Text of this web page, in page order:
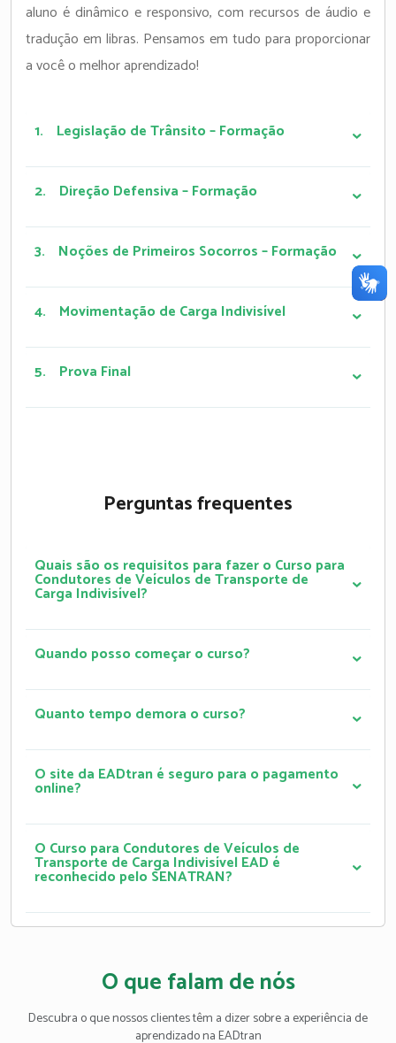
aluno é dinâmico e responsivo, com recursos de áudio e
tradução em libras. Pensamos em tudo para proporcionar
a você o melhor aprendizado!
1. Legislação de Trânsito – Formação
2. Direção Defensiva – Formação
3. Noções de Primeiros Socorros – Formação
4. Movimentação de Carga Indivisível
5. Prova Final
Perguntas frequentes
Quais são os requisitos para fazer o Curso para
Condutores de Veículos de Transporte de
Carga Indivisível?
Quando posso começar o curso?
Quanto tempo demora o curso?
O site da EADtran é seguro para o pagamento
online?
O Curso para Condutores de Veículos de
Transporte de Carga Indivisível EAD é
reconhecido pelo SENATRAN?
O que falam de nós
Descubra o que nossos clientes têm a dizer sobre a experiência de
aprendizado na EADtran